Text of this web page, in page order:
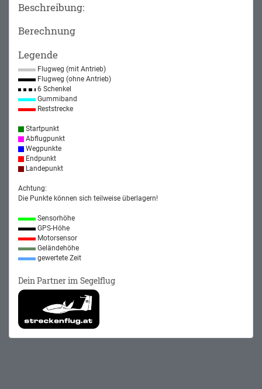
Beschreibung:
Berechnung
Legende
Flugweg (mit Antrieb)
Flugweg (ohne Antrieb)
6 Schenkel
Gummiband
Reststrecke
Startpunkt
Abflugpunkt
Wegpunkte
Endpunkt
Landepunkt
Achtung:
Die Punkte können sich teilweise überlagern!
Sensorhöhe
GPS-Höhe
Motorsensor
Geländehöhe
gewertete Zeit
Dein Partner im Segelflug